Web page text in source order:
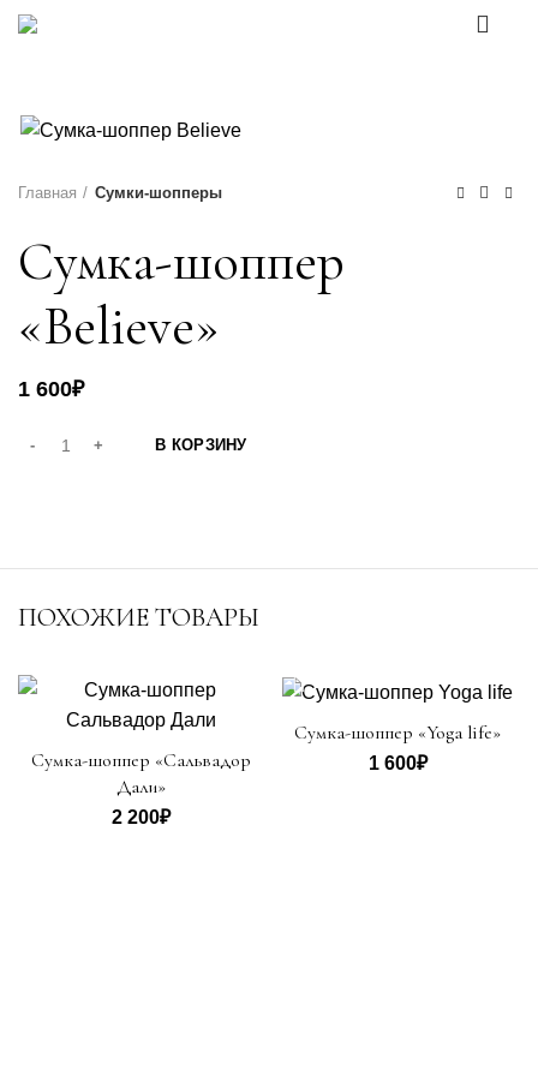
Главная Сумки-шопперы
Сумка-шоппер
«Believe»
1 600₽
В КОРЗИНУ
ПОХОЖИЕ ТОВАРЫ
Сумка-шоппер «Сальвадор
Дали»
2 200₽
Сумка-шоппер «Yoga life»
1 600₽